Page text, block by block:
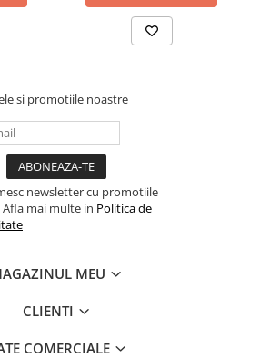
si promotiile noastre
newsletter cu promotiile
mai multe in Politica de
MEU
CLIENTI
COMERCIALE